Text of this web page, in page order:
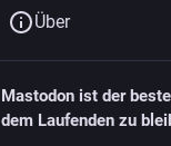
Folgen
Über
Mastodon ist der
dem Laufenden zu